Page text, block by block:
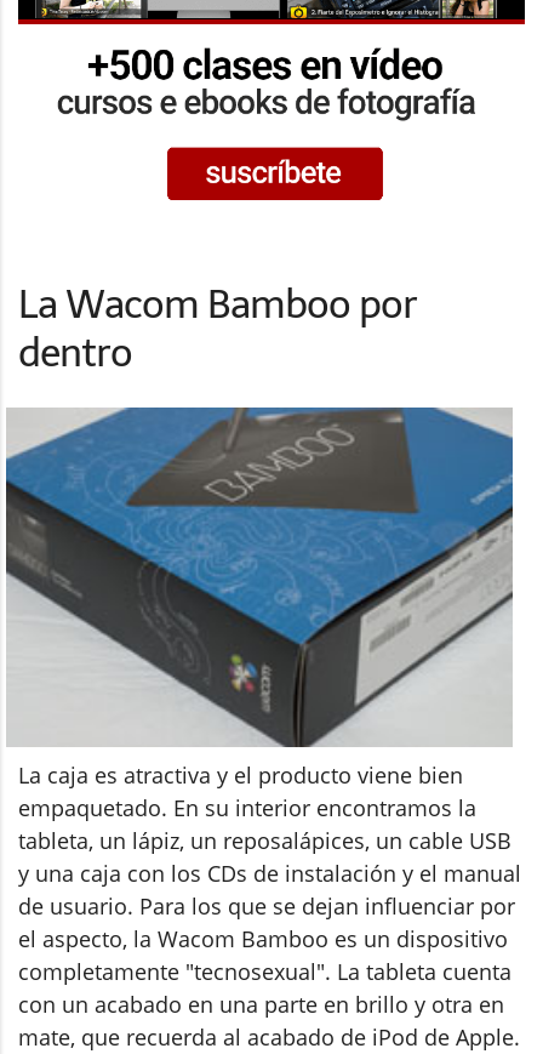
La Wacom Bamboo por
dentro
La caja es atractiva y el producto viene bien
empaquetado. En su interior encontramos la
tableta, un lápiz, un reposalápices, un cable USB
y una caja con los CDs de instalación y el manual
de usuario. Para los que se dejan influenciar por
el aspecto, la Wacom Bamboo es un dispositivo
completamente "tecnosexual". La tableta cuenta
con un acabado en una parte en brillo y otra en
mate, que recuerda al acabado de iPod de Apple.